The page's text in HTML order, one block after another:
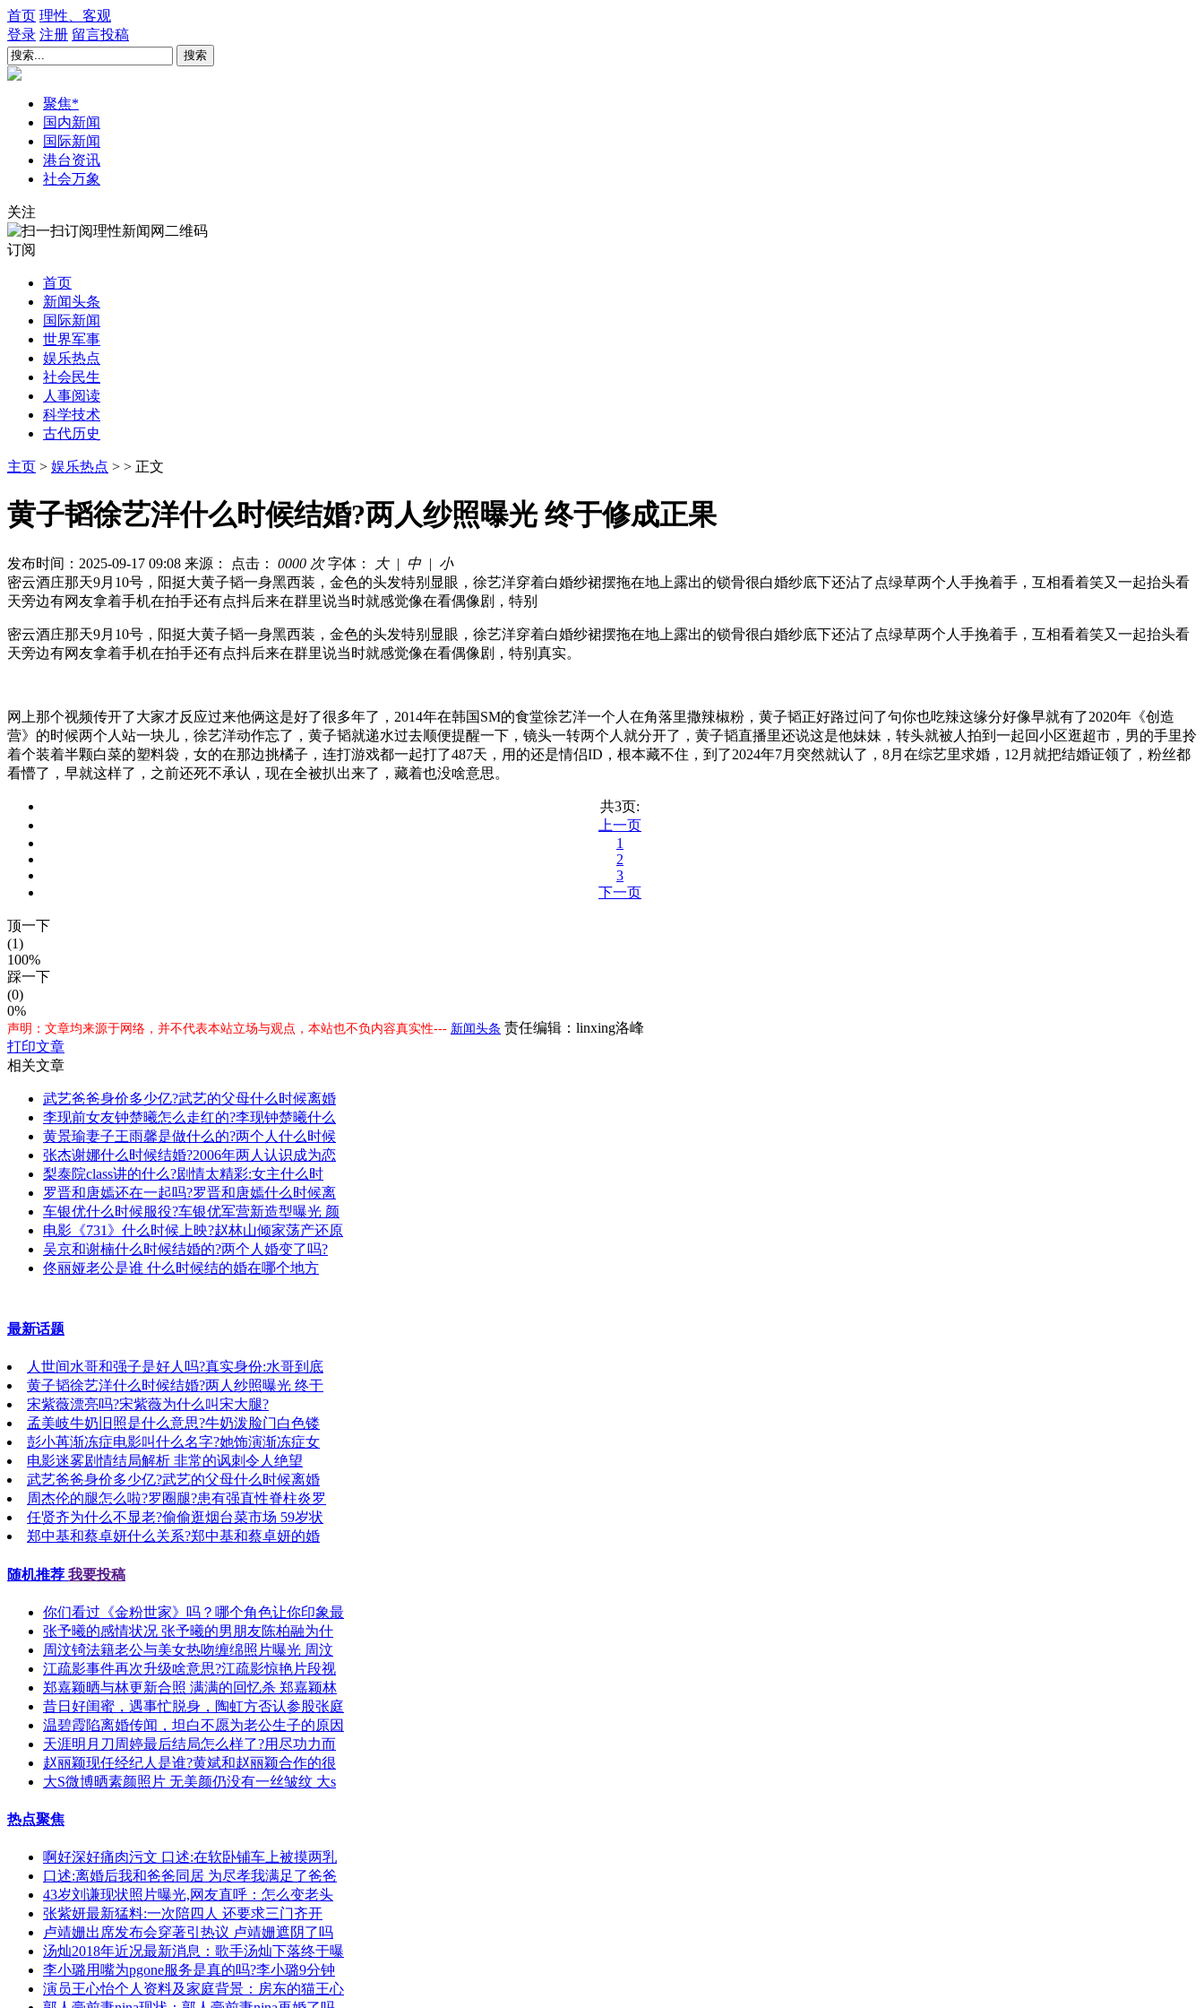
首页 理性、客观
登录 注册 留言投稿
搜索
聚焦*
国内新闻
国际新闻
港台资讯
社会万象
关注
订阅
首页
新闻头条
国际新闻
世界军事
娱乐热点
社会民生
人事阅读
科学技术
古代历史
主页 > 娱乐热点 > > 正文
黄子韬徐艺洋什么时候结婚?两人纱照曝光 终于修成正果
发布时间：2025-09-17 09:08 来源： 点击： 0000 次字体： 大| 中| 小
密云酒庄那天9月10号，阳挺大黄子韬一身黑西装，金色的头发特别显眼，徐艺洋穿着白婚纱裙摆拖在地上露出的锁骨很白婚纱底下还沾了点绿草两个人手挽着手，互相看着笑又一起抬头看
天旁边有网友拿着手机在拍手还有点抖后来在群里说当时就感觉像在看偶像剧，特别
密云酒庄那天9月10号，阳挺大黄子韬一身黑西装，金色的头发特别显眼，徐艺洋穿着白婚纱裙摆拖在地上露出的锁骨很白婚纱底下还沾了点绿草两个人手挽着手，互相看着笑又一起抬头看
天旁边有网友拿着手机在拍手还有点抖后来在群里说当时就感觉像在看偶像剧，特别真实。
网上那个视频传开了大家才反应过来他俩这是好了很多年了，2014年在韩国SM的食堂徐艺洋一个人在角落里撒辣椒粉，黄子韬正好路过问了句你也吃辣这缘分好像早就有了2020年《创造
营》的时候两个人站一块儿，徐艺洋动作忘了，黄子韬就递水过去顺便提醒一下，镜头一转两个人就分开了，黄子韬直播里还说这是他妹妹，转头就被人拍到一起回小区逛超市，男的手里拎
着个装着半颗白菜的塑料袋，女的在那边挑橘子，连打游戏都一起打了487天，用的还是情侣ID，根本藏不住，到了2024年7月突然就认了，8月在综艺里求婚，12月就把结婚证领了，粉丝都
看懵了，早就这样了，之前还死不承认，现在全被扒出来了，藏着也没啥意思。
共3页:
上一页
1
2
3
下一页
顶一下
(1)
100%
踩一下
(0)
0%
声明：文章均来源于网络，并不代表本站立场与观点，本站也不负内容真实性--- 新闻头条 责任编辑：linxing洛峰
打印文章
相关文章
武艺爸爸身价多少亿?武艺的父母什么时候离婚
李现前女友钟楚曦怎么走红的?李现钟楚曦什么
黄景瑜妻子王雨馨是做什么的?两个人什么时候
张杰谢娜什么时候结婚?2006年两人认识成为恋
梨泰院class讲的什么?剧情太精彩:女主什么时
罗晋和唐嫣还在一起吗?罗晋和唐嫣什么时候离
车银优什么时候服役?车银优军营新造型曝光 颜
电影《731》什么时候上映?赵林山倾家荡产还原
吴京和谢楠什么时候结婚的?两个人婚变了吗?
佟丽娅老公是谁 什么时候结的婚在哪个地方
最新话题
人世间水哥和强子是好人吗?真实身份:水哥到底
黄子韬徐艺洋什么时候结婚?两人纱照曝光 终于
宋紫薇漂亮吗?宋紫薇为什么叫宋大腿?
孟美岐牛奶旧照是什么意思?牛奶泼脸门白色镂
彭小苒渐冻症电影叫什么名字?她饰演渐冻症女
电影迷雾剧情结局解析 非常的讽刺令人绝望
武艺爸爸身价多少亿?武艺的父母什么时候离婚
周杰伦的腿怎么啦?罗圈腿?患有强直性脊柱炎罗
任贤齐为什么不显老?偷偷逛烟台菜市场 59岁状
郑中基和蔡卓妍什么关系?郑中基和蔡卓妍的婚
随机推荐 我要投稿
你们看过《金粉世家》吗？哪个角色让你印象最
张予曦的感情状况 张予曦的男朋友陈柏融为什
周汶锜法籍老公与美女热吻缠绵照片曝光 周汶
江疏影事件再次升级啥意思?江疏影惊艳片段视
郑嘉颖晒与林更新合照 满满的回忆杀 郑嘉颖林
昔日好闺蜜，遇事忙脱身，陶虹方否认参股张庭
温碧霞陷离婚传闻，坦白不愿为老公生子的原因
天涯明月刀周婷最后结局怎么样了?用尽功力而
赵丽颖现任经纪人是谁?黄斌和赵丽颖合作的很
大S微博晒素颜照片 无美颜仍没有一丝皱纹 大s
热点聚焦
啊好深好痛肉污文 口述:在软卧铺车上被摸两乳
口述:离婚后我和爸爸同居 为尽孝我满足了爸爸
43岁刘谦现状照片曝光,网友直呼：怎么变老头
张紫妍最新猛料:一次陪四人 还要求三门齐开
卢靖姗出席发布会穿著引热议 卢靖姗遮阴了吗
汤灿2018年近况最新消息：歌手汤灿下落终于曝
李小璐用嘴为pgone服务是真的吗?李小璐9分钟
演员王心怡个人资料及家庭背景：房东的猫王心